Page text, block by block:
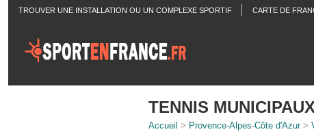
TROUVER UNE INSTALLATION OU UN COMPLEXE SPORTIF CARTE DE
TENNIS MUNICIPAUX
Accueil > Provence-Alpes-Côte d'Azur>